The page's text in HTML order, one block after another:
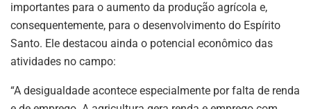
importantes para o aumento da produção agrícola e,
consequentemente, para o desenvolvimento do Espírito
Santo. Ele destacou ainda o potencial econômico das
atividades no campo:
“A desigualdade acontece especialmente por falta de renda